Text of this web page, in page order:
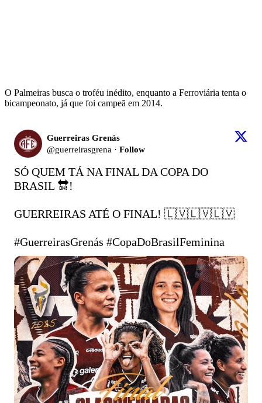
O Palmeiras busca o troféu inédito, enquanto a Ferroviária tenta o
bicampeonato, já que foi campeã em 2014.
Guerreiras Grenás
@guerreirasgrena · Follow
SÓ QUEM TÁ NA FINAL DA COPA DO
BRASIL 🔛!
GUERREIRAS ATÉ O FINAL! 🇱🇻🇱🇻🇱🇻
#GuerreirasGrenás #CopaDoBrasilFeminina